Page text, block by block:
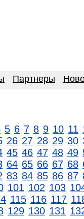
Партнеры
5 6 7 8 9 10 11
26 27 28 29 30
45 46 47 48 49
64 65 66 67 68
83 84 85 86 87
101 102 103
115 116 117
129 130 131